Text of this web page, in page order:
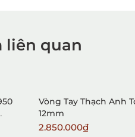
liên quan
Vòng Tay Thạch Anh
12mm
2.850.000₫